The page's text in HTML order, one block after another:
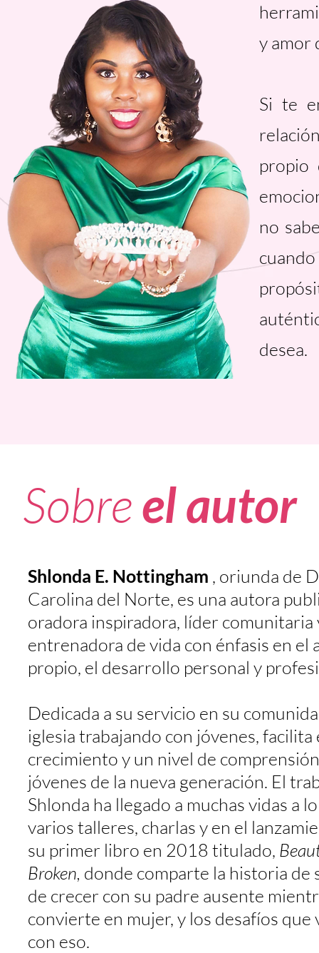
y amor
Si te
propio
no
desea.
Sobreel autor
Shlonda E. Nottingham , oriunda de
Carolina del Norte, es una autora
oradora inspiradora, líder comunitaria
entrenadora de vida con énfasis en el
propio, el desarrollo personal y
Dedicada a su servicio en su
iglesia trabajando con jóvenes, facilita
crecimiento y un nivel de
jóvenes de la nueva generación. El
Shlonda ha llegado a muchas vidas a
varios talleres, charlas y en el
su primer libro en 2018 titulado,
Broken, donde comparte la historia de
de crecer con su padre ausente
convierte en mujer, y los desafíos que
con eso.